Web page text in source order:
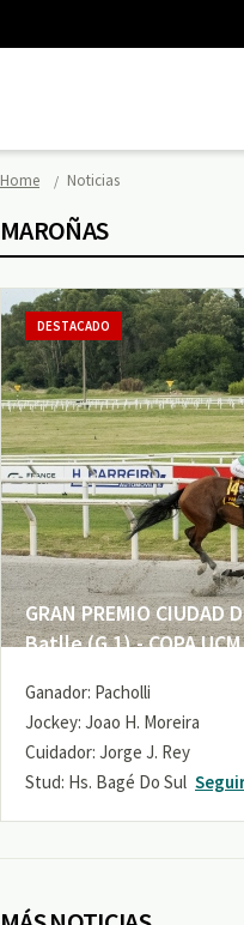
Home Noticias
MAROÑAS
GRAN PREMIO
Batlle (G 1) - COPA UCM
DESTACADO
Ganador: Pacholli
Jockey: Joao H. Moreira
Cuidador: Jorge J. Rey
Stud: Hs. Bagé Do Sul